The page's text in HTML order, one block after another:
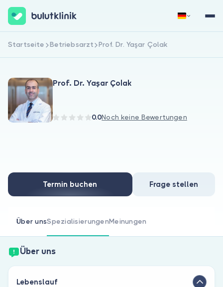
Sind Sie Arzt?
Jetzt registrieren Anmelden
Startseite Betriebsarzt Prof. Dr. Yaşar Çolak
Prof. Dr. Yaşar Çolak
0.0Noch keine Bewertungen
Termin buchen Frage stellen
Über unsSpezialisierungenMeinungen
Über uns
Lebenslauf